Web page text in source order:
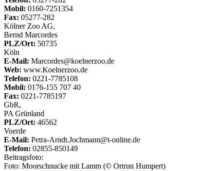
Mobil: 0160-7251354
Fax: 05277-282
Kölner Zoo AG,
Bernd Marcordes
PLZ/Ort: 50735
Köln
E-Mail: Marcordes@koelnerzoo.de
Web: www.Koelnerzoo.de
Telefon: 0221-7785108
Mobil: 0176-155 707 40
Fax: 0221-7785197
GbR,
PA Grünland
PLZ/Ort: 46562
Voerde
E-Mail: Petra-Arndt.Jochmann@t-online.de
Telefon: 02855-850149
Beitragsfoto:
Foto: Moorschnucke mit Lamm (© Ortrun Humpert)